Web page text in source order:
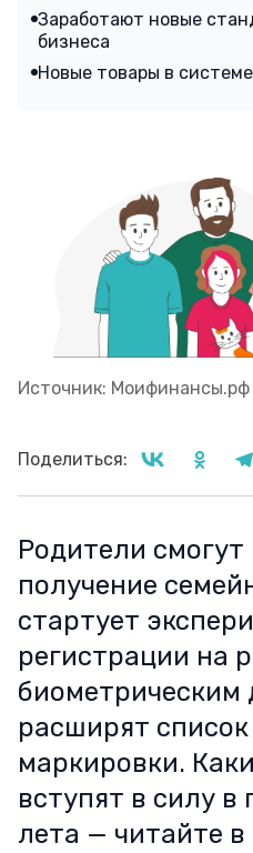
Заработают новые
бизнеса
Новые товары в
Источник: Моифинансы.рф
Поделиться:
Родители смогут
получение
стартует
регистрации на
биометрическим
расширят
маркировки.
вступят в силу
лета — читайте